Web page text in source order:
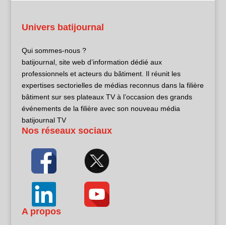
Univers batijournal
Qui sommes-nous ?
batijournal, site web d’information dédié aux
professionnels et acteurs du bâtiment. Il réunit les
expertises sectorielles de médias reconnus dans la filière
bâtiment sur ses plateaux TV à l’occasion des grands
événements de la filière avec son nouveau média
batijournal TV
Nos réseaux sociaux
A propos